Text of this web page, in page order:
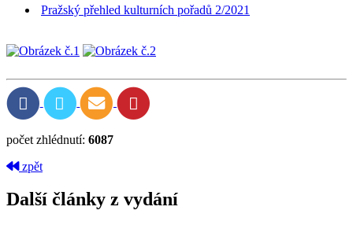
Pražský přehled kulturních pořadů 2/2021
počet zhlédnutí: 6087
zpět
Další články z vydání